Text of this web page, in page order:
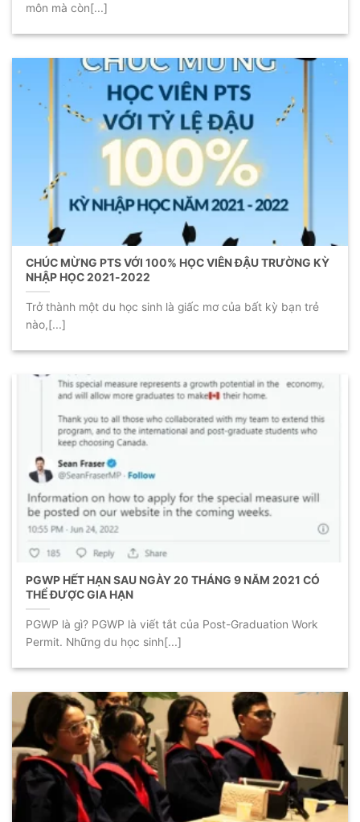
môn mà còn[...]
CHÚC MỪNG PTS VỚI 100% HỌC VIÊN ĐẬU TRƯỜNG KỲ
NHẬP HỌC 2021-2022
Trở thành một du học sinh là giấc mơ của bất kỳ bạn trẻ
nào,[...]
PGWP HẾT HẠN SAU NGÀY 20 THÁNG 9 NĂM 2021 CÓ
THỂ ĐƯỢC GIA HẠN
PGWP là gì? PGWP là viết tắt của Post-Graduation Work
Permit. Những du học sinh[...]